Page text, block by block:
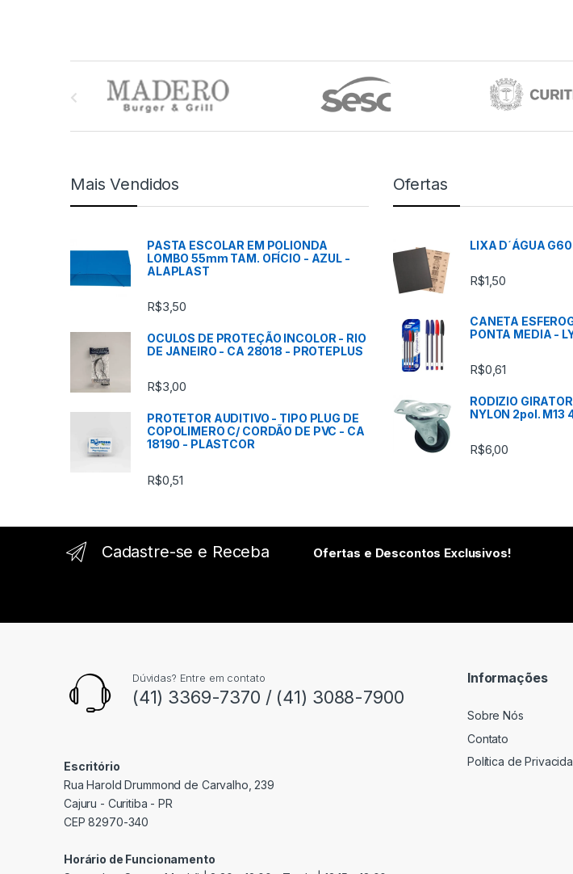
l
Mais Vendidos
PASTA ESCOLAR EM POLIONDA
LOMBO 55mm TAM. OFÍCIO - AZUL -
ALAPLAST
R$3,50
OCULOS DE PROTEÇÃO INCOLOR - RIO
DE JANEIRO - CA 28018 - PROTEPLUS
R$3,00
PROTETOR AUDITIVO - TIPO PLUG DE
COPOLIMERO C/ CORDÃO DE PVC - CA
18190 - PLASTCOR
R$0,51
Ofertas
LIXA D´ÁGUA
R$1,50
CANETA
PONTA MEDIA -
R$0,61
RODIZIO
NYLON 2pol. M13
R$6,00
Cadastre-se e Receba Ofertas e Descontos Exclusivos!
Dúvidas? Entre em contato
(41) 3369-7370 / (41) 3088-7900
Escritório
Rua Harold Drummond de Carvalho, 239
Cajuru - Curitiba - PR
CEP 82970-340
Horário de Funcionamento
Informações
Sobre Nós
Contato
Política de